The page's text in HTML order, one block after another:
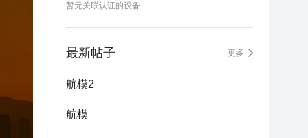
暂无关联认证的设备
最新帖子 更多
航模2
航模